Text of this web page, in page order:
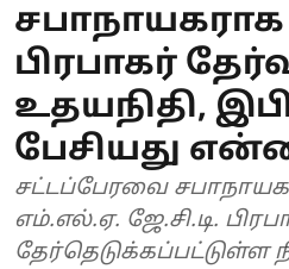
சபாநாயகராக
பிரபாகர்
உதயநிதி,
பேசியது
சட்டப்பேரவை
எம்.எல்.ஏ. ஜே.சி.டி.